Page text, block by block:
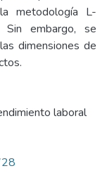
metodología L-
Sin embargo, se
dimensiones de
laboral